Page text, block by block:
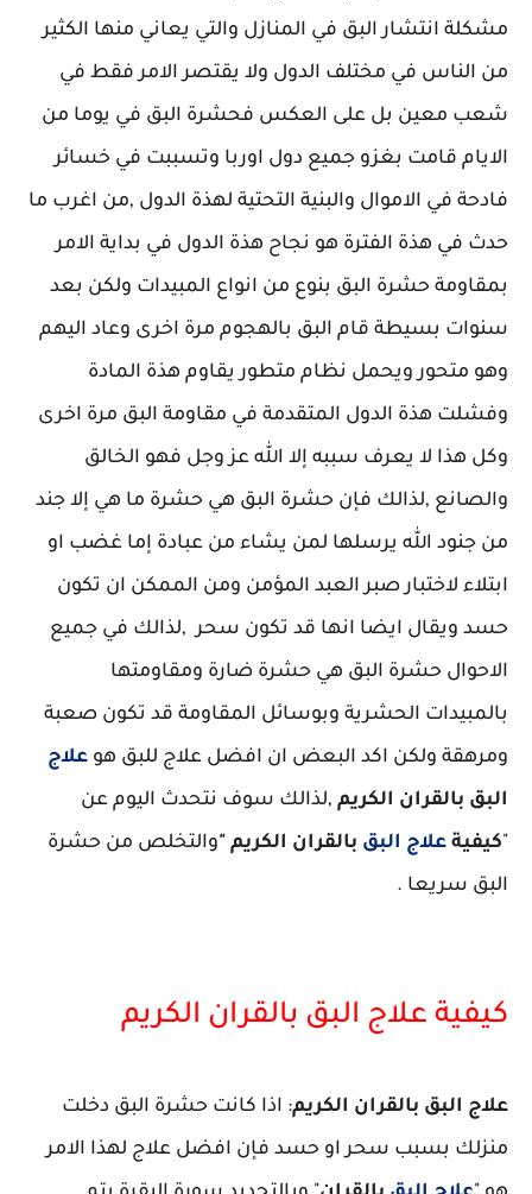
مشكلة انتشار البق في المنازل والتي يعاني منها الكثير
من الناس في مختلف الدول ولا يقتصر الامر فقط في
شعب معين بل على العكس فحشرة البق في يوما من
الايام قامت بغزو جميع دول اوربا وتسببت في خسائر
فادحة في الاموال والبنية التحتية لهذة الدول ,من اغرب ما
حدث في هذة الفترة هو نجاح هذة الدول في بداية الامر
بمقاومة حشرة البق بنوع من انواع المبيدات ولكن بعد
سنوات بسيطة قام البق بالهجوم مرة اخرى وعاد اليهم
وهو متحور ويحمل نظام متطور يقاوم هذة المادة
وفشلت هذة الدول المتقدمة في مقاومة البق مرة اخرى
وكل هذا لا يعرف سببه إلا الله عز وجل فهو الخالق
والصانع ,لذالك فإن حشرة البق هي حشرة ما هي إلا جند
من جنود الله يرسلها لمن يشاء من عبادة إما غضب او
ابتلاء لاختبار صبر العبد المؤمن ومن الممكن ان تكون
حسد ويقال ايضا انها قد تكون سحر ,لذالك في جميع
الاحوال حشرة البق هي حشرة ضارة ومقاومتها
بالمبيدات الحشرية وبوسائل المقاومة قد تكون صعبة
ومرهقة ولكن اكد البعض ان افضل علاج للبق هو علاج
البق بالقران الكريم ,لذالك سوف نتحدث اليوم عن
"كيفية علاج البق بالقران الكريم "والتخلص من حشرة
البق سريعا .
كيفية علاج البق بالقران الكريم
علاج البق بالقران الكريم: اذا كانت حشرة البق دخلت
منزلك بسبب سحر او حسد فإن افضل علاج لهذا الامر